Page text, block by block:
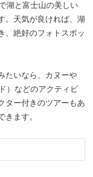
湖と富士山の美しい
。天気が良ければ、湖
、絶好のフォトスポッ
たいなら、カヌーや
）などのアクティビ
ター付きのツアーもあ
きます。